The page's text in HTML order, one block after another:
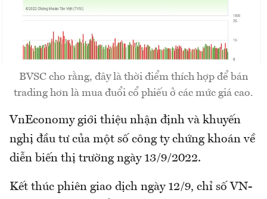
BVSC cho rằng, đây là thời điểm thích hợp để bán
trading hơn là mua đuổi cổ phiếu ở các mức giá cao.
VnEconomy giới thiệu nhận định và khuyến
nghị đầu tư của một số công ty chứng khoán về
diễn biến thị trường ngày 13/9/2022.
Kết thúc phiên giao dịch ngày 12/9, chỉ số VN-